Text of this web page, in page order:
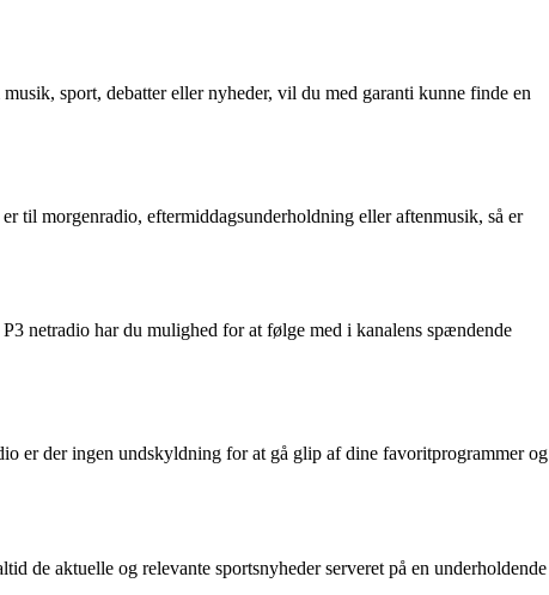
sport, debatter eller nyheder, vil du med garanti kunne finde en
til morgenradio, eftermiddagsunderholdning eller aftenmusik, så er
netradio har du mulighed for at følge med i kanalens spændende
er der ingen undskyldning for at gå glip af dine favoritprogrammer og
de aktuelle og relevante sportsnyheder serveret på en underholdende